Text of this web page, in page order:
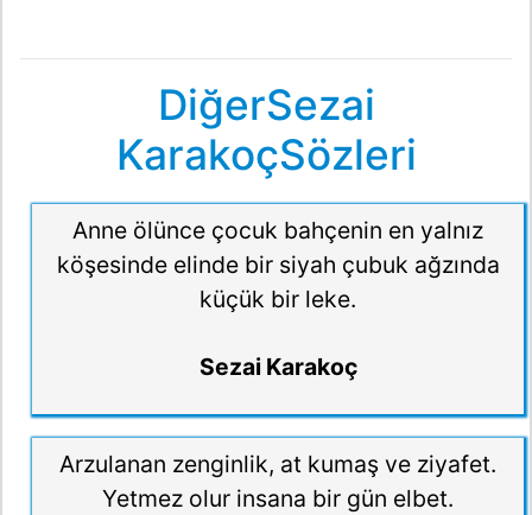
DiğerSezai
KarakoçSözleri
Anne ölünce çocuk bahçenin en yalnız
köşesinde elinde bir siyah çubuk ağzında
küçük bir leke.
Sezai Karakoç
Arzulanan zenginlik, at kumaş ve ziyafet.
Yetmez olur insana bir gün elbet.